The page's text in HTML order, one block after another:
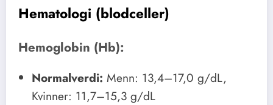
Hematologi (blodceller)
Hemoglobin (Hb):
Normalverdi: Menn: 13,4–17,0 g/dL,
Kvinner: 11,7–15,3 g/dL